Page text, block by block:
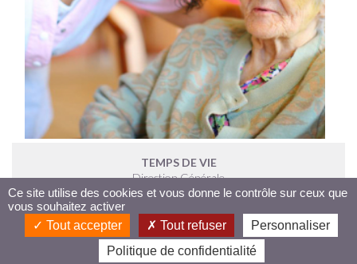
Ce site utilise des cookies et vous donne le contrôle sur ceux que
vous souhaitez activer
Tout accepter
Tout refuser
Personnaliser
Politique de confidentialité
TEMPS DE VIE
Direction Générale
Parc du Canon d'Or
5 Rue Philippe Noiret
59350 Saint André lez Lille
Tel : 03 20 57 83 89